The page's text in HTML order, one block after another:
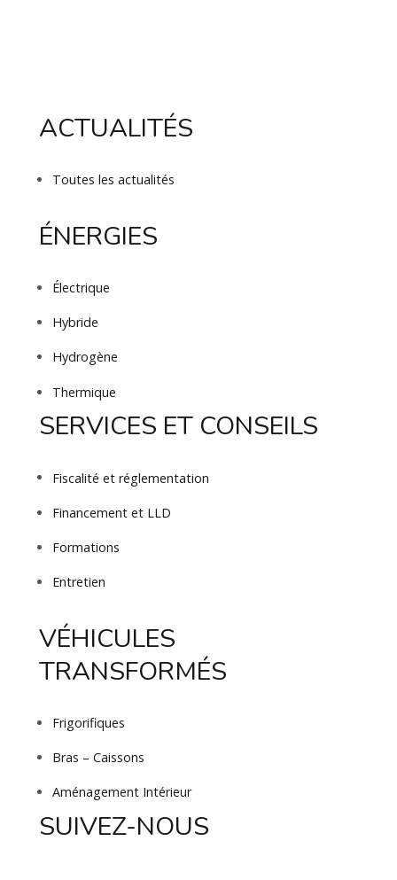
ACTUALITÉS
Toutes les actualités
ÉNERGIES
Électrique
Hybride
Hydrogène
Thermique
SERVICES ET CONSEILS
Fiscalité et réglementation
Financement et LLD
Formations
Entretien
VÉHICULES
TRANSFORMÉS
Frigorifiques
Bras – Caissons
Aménagement Intérieur
SUIVEZ-NOUS